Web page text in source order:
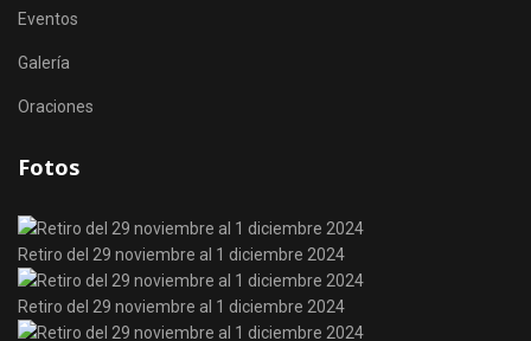
Eventos
Galería
Oraciones
Fotos
Retiro del 29 noviembre al 1 diciembre 2024
Retiro del 29 noviembre al 1 diciembre 2024